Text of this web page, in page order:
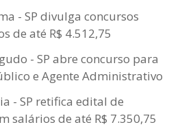
- SP divulga concursos
de até R$ 4.512,75
- SP abre concurso para
e Agente Administrativo
- SP retifica edital de
salários de até R$ 7.350,75